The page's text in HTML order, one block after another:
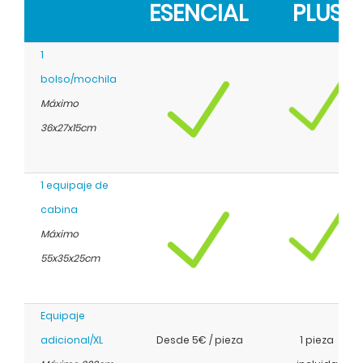
ESENCIAL PLUS
1
bolso/mochila
Máximo
36x27x15cm
1 equipaje de
cabina
Máximo
55x35x25cm
Equipaje
adicional/XL
Desde 5€ / pieza
1 pieza